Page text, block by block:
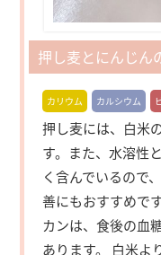
押し麦とにんじん
カリウム カルシウム
押し麦には、白米
す。また、水溶性
く含んでいるので
善にもおすすめで
カンは、食後の血
あります。 白米よ